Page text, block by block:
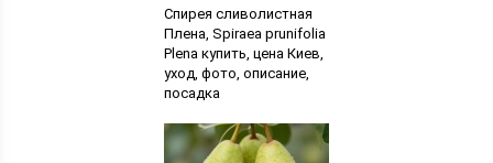
Спирея сливолистная
Плена, Spiraea prunifolia
Plena купить, цена Киев,
уход, фото, описание,
посадка